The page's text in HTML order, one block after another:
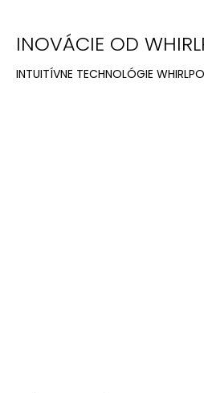
INOVÁCIE OD
INTUITÍVNE TECHNOLÓGIE